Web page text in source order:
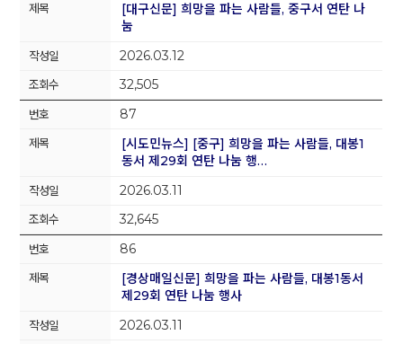
[대구신문] 희망을 파는 사람들, 중구서 연탄 나
눔
2026.03.12
32,505
87
[시도민뉴스] [중구] 희망을 파는 사람들, 대봉1
동서 제29회 연탄 나눔 행…
2026.03.11
32,645
86
[경상매일신문] 희망을 파는 사람들, 대봉1동서
제29회 연탄 나눔 행사
2026.03.11